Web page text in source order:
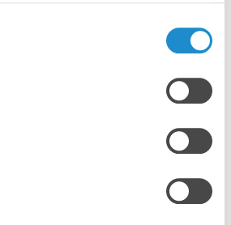
an interactive webinar on
to their findings, we will discuss
and share their favourite